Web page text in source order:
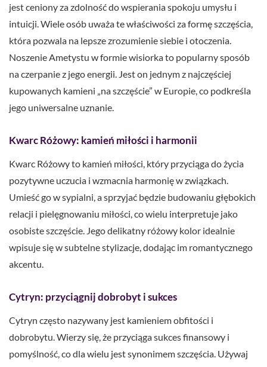
jest ceniony za zdolność do wspierania spokoju umysłu i
intuicji. Wiele osób uważa te właściwości za formę szczęścia,
która pozwala na lepsze zrozumienie siebie i otoczenia.
Noszenie Ametystu w formie wisiorka to popularny sposób
na czerpanie z jego energii. Jest on jednym z najczęściej
kupowanych kamieni „na szczęście” w Europie, co podkreśla
jego uniwersalne uznanie.
Kwarc Różowy: kamień miłości i harmonii
Kwarc Różowy to kamień miłości, który przyciąga do życia
pozytywne uczucia i wzmacnia harmonię w związkach.
Umieść go w sypialni, a sprzyjać będzie budowaniu głębokich
relacji i pielęgnowaniu miłości, co wielu interpretuje jako
osobiste szczęście. Jego delikatny różowy kolor idealnie
wpisuje się w subtelne stylizacje, dodając im romantycznego
akcentu.
Cytryn: przyciągnij dobrobyt i sukces
Cytryn często nazywany jest kamieniem obfitości i
dobrobytu. Wierzy się, że przyciąga sukces finansowy i
pomyślność, co dla wielu jest synonimem szczęścia. Używaj